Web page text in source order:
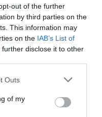
out of the further
by third parties on the
This information may
on the IAB’s List of
further disclose it to other
one or more Google
You may click to
its third-party tags to
Outs
of my